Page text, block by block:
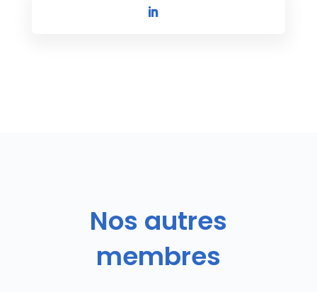
Nos autres
membres